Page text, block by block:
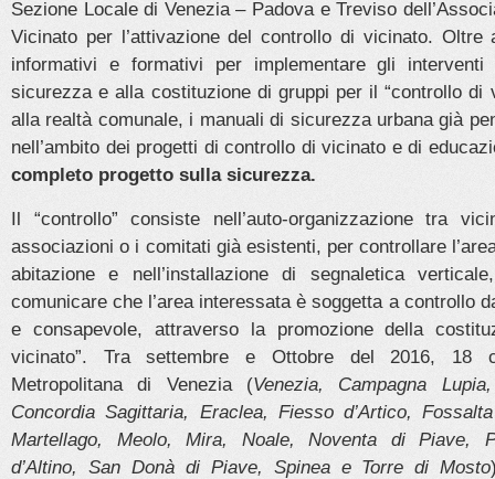
Sezione Locale di Venezia – Padova e Treviso
Vicinato per l’attivazione del controllo di vicinato. Oltre
informativi e formativi per implementare gli interventi
sicurezza e alla costituzione di gruppi per il “controllo di
alla realtà comunale, i manuali di sicurezza urbana già
nell’ambito dei progetti di controllo di vicinato e di
completo progetto sulla sicurezza.
Il “controllo” consiste nell’auto-organizzazione tra
associazioni o i comitati già esistenti, per controllare
abitazione e nell’installazione di segnaletica
comunicare che l’area interessata è soggetta a controllo
e consapevole, attraverso la promozione della
vicinato”. Tra settembre e Ottobre del 2016, 18
Metropolitana di Venezia (Venezia, Campagna
Concordia Sagittaria, Eraclea, Fiesso d’Artico,
Martellago, Meolo, Mira, Noale, Noventa di Piave,
d’Altino, San Donà di Piave, Spinea e Torre di Mosto